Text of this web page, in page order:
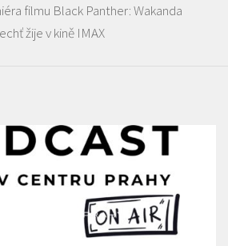
filmu Black Panther: Wakanda
žije v kině IMAX